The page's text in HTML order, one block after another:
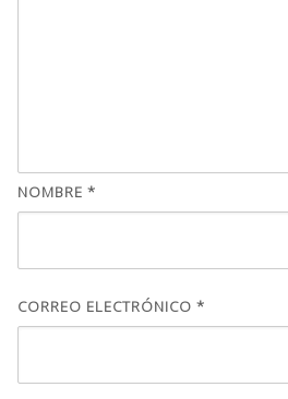
NOMBRE *
CORREO ELECTRÓNICO *